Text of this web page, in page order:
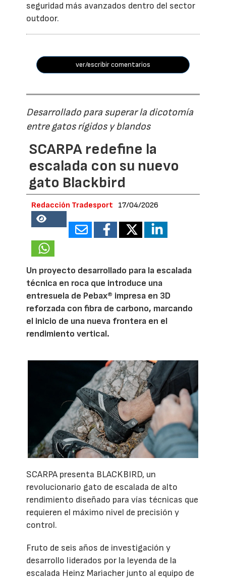
seguridad más avanzados dentro del sector
outdoor.
ver/escribir comentarios
Desarrollado para superar la dicotomía
entre gatos rígidos y blandos
SCARPA redefine la
escalada con su nuevo
gato Blackbird
Redacción Tradesport 17/04/2026
19184
Un proyecto desarrollado para la escalada
técnica en roca que introduce una
entresuela de Pebax® impresa en 3D
reforzada con fibra de carbono, marcando
el inicio de una nueva frontera en el
rendimiento vertical.
SCARPA presenta BLACKBIRD, un
revolucionario gato de escalada de alto
rendimiento diseñado para vías técnicas que
requieren el máximo nivel de precisión y
control.
Fruto de seis años de investigación y
desarrollo liderados por la leyenda de la
escalada Heinz Mariacher junto al equipo de